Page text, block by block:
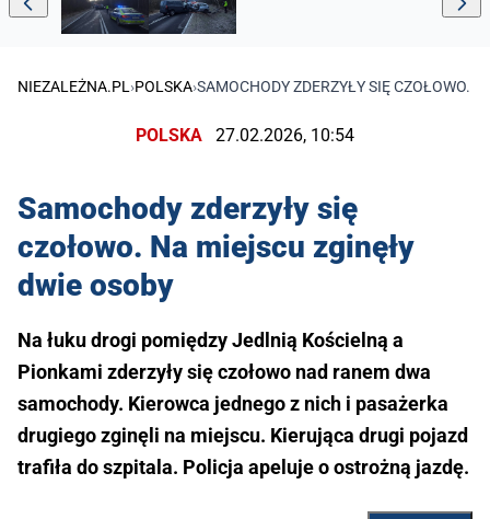
NIEZALEŻNA.PL ›POLSKA›SAMOCHODY ZDERZYŁY SIĘ CZOŁOWO.
POLSKA 27.02.2026, 10:54
Samochody zderzyły się
czołowo. Na miejscu zginęły
dwie osoby
Na łuku drogi pomiędzy Jedlnią Kościelną a
Pionkami zderzyły się czołowo nad ranem dwa
samochody. Kierowca jednego z nich i pasażerka
drugiego zginęli na miejscu. Kierująca drugi pojazd
trafiła do szpitala. Policja apeluje o ostrożną jazdę.